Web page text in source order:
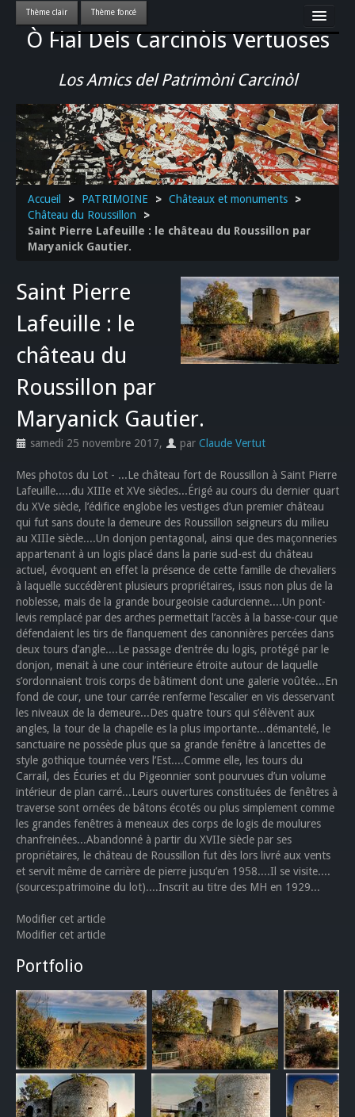
Ò Fial Dels Carcinòls Vertuoses
Los Amics del Patrimòni Carcinòl
Accueil
LES QUERCYNOIS & LEUR CULTURE
PATRIMOINE
GASTRONOMIE
ACTUALITE-CULTURE-EVENEMENTS LOCAUX
>>
Accueil > PATRIMOINE > Châteaux et monuments
>
Château du Roussillon
>
Saint Pierre Lafeuille : le château du Roussillon par
Maryanick Gautier.
Saint Pierre
Lafeuille : le
château du
Roussillon par
Maryanick Gautier.
samedi 25 novembre 2017, par Claude Vertut
Mes photos du Lot - ...Le château fort de Roussillon à Saint Pierre
Lafeuille.....du XIIIe et XVe siècles...Érigé au cours du dernier quart
du XVe siècle, l’édifice englobe les vestiges d’un premier château
qui fut sans doute la demeure des Roussillon seigneurs du milieu
au XIIIe siècle....Un donjon pentagonal, ainsi que des maçonneries
appartenant à un logis placé dans la parie sud-est du château
actuel, évoquent en effet la présence de cette famille de chevaliers
à laquelle succédèrent plusieurs propriétaires, issus non plus de la
noblesse, mais de la grande bourgeoisie cadurcienne....Un pont-
levis remplacé par des arches permettait l’accès à la basse-cour que
défendaient les tirs de flanquement des canonnières percées dans
deux tours d’angle....Le passage d’entrée du logis, protégé par le
donjon, menait à une cour intérieure étroite autour de laquelle
s’ordonnaient trois corps de bâtiment dont une galerie voûtée...En
fond de cour, une tour carrée renferme l’escalier en vis desservant
les niveaux de la demeure...Des quatre tours qui s’élèvent aux
angles, la tour de la chapelle es la plus importante...démantelé, le
sanctuaire ne possède plus que sa grande fenêtre à lancettes de
style gothique tournée vers l’Est....Comme elle, les tours du
Carrail, des Écuries et du Pigeonnier sont pourvues d’un volume
intérieur de plan carré...Leurs ouvertures constituées de fenêtres à
traverse sont ornées de bâtons écotés ou plus simplement comme
les grandes fenêtres à meneaux des corps de logis de moulures
chanfreinées...Abandonné à partir du XVIIe siècle par ses
propriétaires, le château de Roussillon fut dès lors livré aux vents
et servit même de carrière de pierre jusqu’en 1958....Il se visite....
(sources:patrimoine du lot)....Inscrit au titre des MH en 1929...
Modifier cet article
Modifier cet article
Portfolio